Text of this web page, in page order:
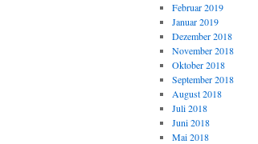
Februar 2019
Januar 2019
Dezember 2018
November 2018
Oktober 2018
September 2018
August 2018
Juli 2018
Juni 2018
Mai 2018